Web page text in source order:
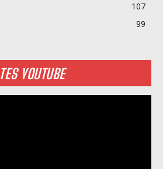
107
99
TES YOUTUBE